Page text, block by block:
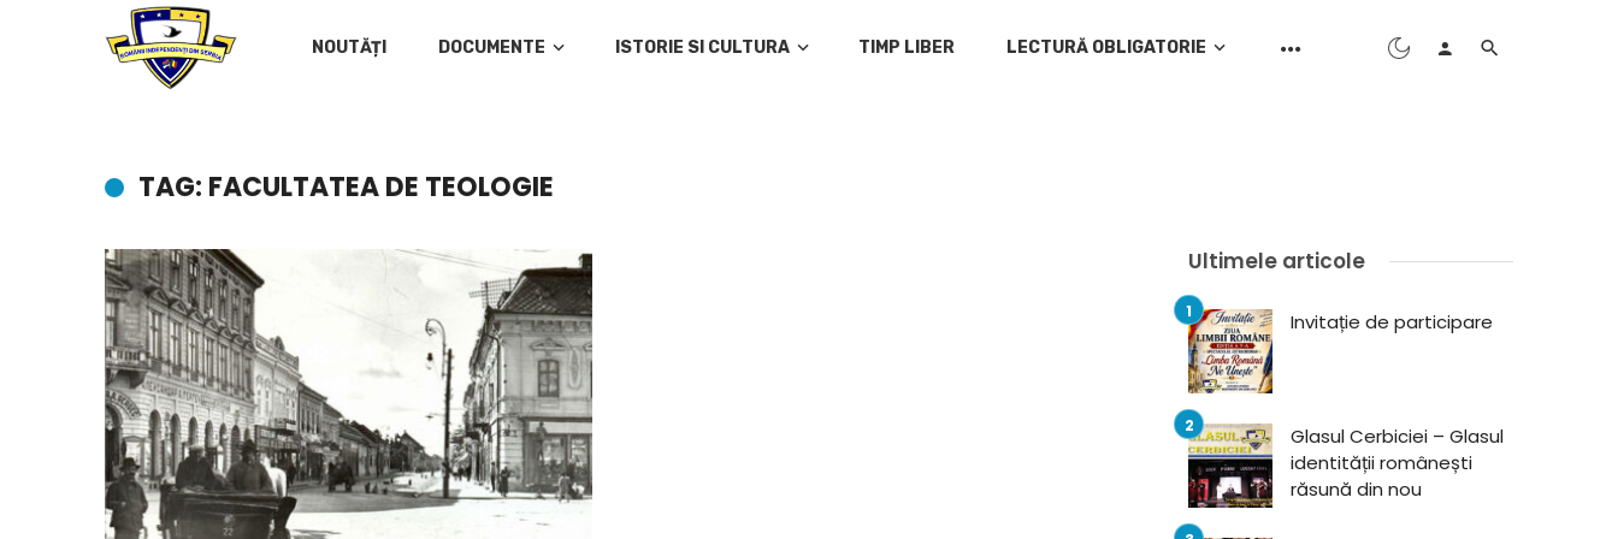
NOUTĂȚI DOCUMENTE ISTORIE SI CULTURA TIMP LIBER LECTURĂ OBLIGATORIE
TAG: FACULTATEA DE TEOLOGIE
Ultimele articole
Invitație de participare
Glasul Cerbiciei – Glasul
identității românești
răsună din nou